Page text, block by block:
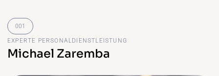
Michael Zaremba
EXPERTE PERSONALDIENSTLEISTUNG